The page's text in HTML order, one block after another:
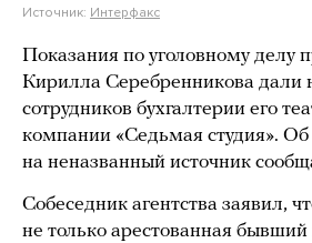
Источник: Интерфакс
Показания по уголовному делу
Кирилла Серебренникова дали
сотрудников бухгалтерии его
компании «Седьмая студия». Об
на неназванный источник
Собеседник агентства заявил,
не только арестованная